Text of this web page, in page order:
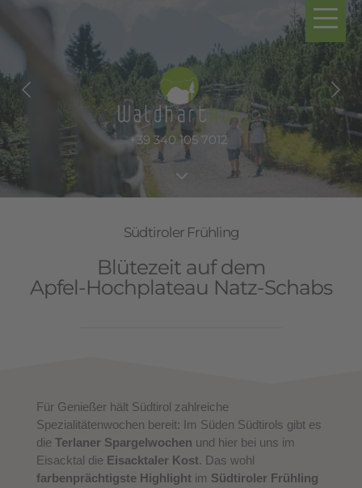
+39 340 105 7012
+39 340 105 7012
+39 340 105 7012
+39 340 105 7012
3
Südtiroler Frühling
Blütezeit auf dem
Apfel-Hochplateau Natz-Schabs
Für Genießer hält Südtirol zahlreiche
Spezialitätenwochen bereit: Im Süden Südtirols gibt es
die Terlaner Spargelwochen und hier bei uns im
Eisacktal die Eisacktaler Kost. Das wohl
farbenprächtigste Highlightim Südtiroler Frühling